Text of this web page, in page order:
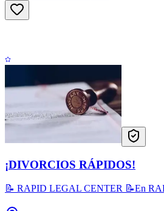
¡DIVORCIOS RÁPIDOS!
📝 RAPID LEGAL CENTER 📝En